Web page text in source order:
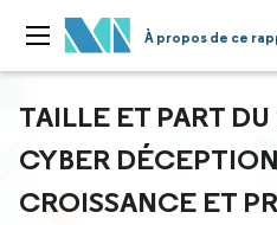
À propos de ce
TAILLE ET PART
CYBER
CROISSANCE ET